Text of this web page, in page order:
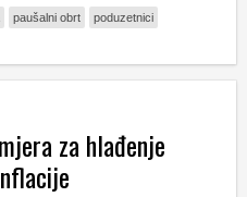
paušalni obrt poduzetnici
za hlađenje